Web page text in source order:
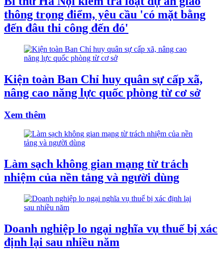
thông trọng điểm, yêu cầu 'có mặt bằng
đến đâu thi công đến đó'
Kiện toàn Ban Chỉ huy quân sự cấp xã,
nâng cao năng lực quốc phòng từ cơ sở
Xem thêm
Làm sạch không gian mạng từ trách
nhiệm của nền tảng và người dùng
Doanh nghiệp lo ngại nghĩa vụ thuế bị xác
định lại sau nhiều năm